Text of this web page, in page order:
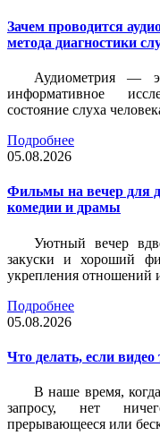
Зачем проводится
метода диагностики
Аудиометрия —
информативное
состояние слуха
Подробнее
05.08.2026
Фильмы на вечер для
комедии и драмы
Уютный вечер
закуски и хороший
укрепления отношений
Подробнее
05.08.2026
Что делать, если
В наше время,
запросу, нет
прерывающееся или